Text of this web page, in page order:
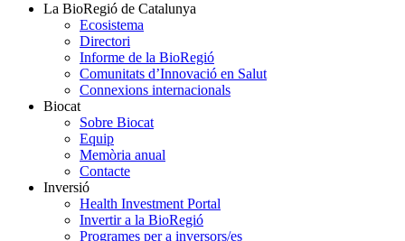
La BioRegió de Catalunya
Ecosistema
Directori
Informe de la BioRegió
Comunitats d’Innovació en Salut
Connexions internacionals
Biocat
Sobre Biocat
Equip
Memòria anual
Contacte
Inversió
Health Investment Portal
Invertir a la BioRegió
Programes per a inversors/es